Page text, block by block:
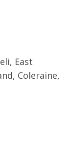
East
Coleraine,